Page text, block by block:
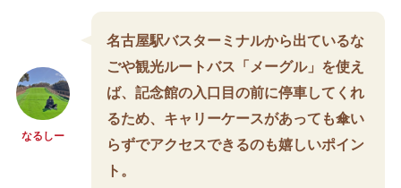
なるしー
名古屋駅バスターミナルから出ているな
ごや観光ルートバス「メーグル」を使え
ば、記念館の入口目の前に停車してくれ
るため、キャリーケースがあっても傘い
らずでアクセスできるのも嬉しいポイン
ト。